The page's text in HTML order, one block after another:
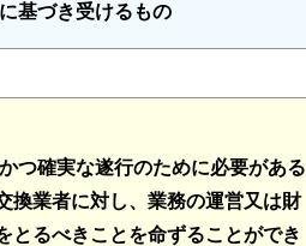
基づき受けるもの
つ確実な遂行のために必要がある
換業者に対し、業務の運営又は財
とるべきことを命ずることができ